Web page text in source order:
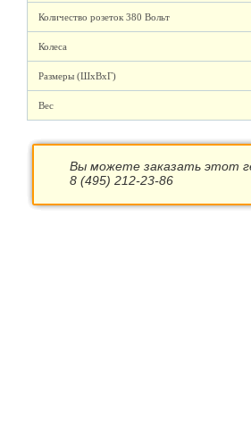
Количество розеток 380 Вольт
Колеса
Размеры (ШхВхГ)
Вес
Вы можете заказать этот
8 (495) 212-23-86